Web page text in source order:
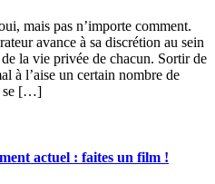
mais pas n’importe comment.
avance à sa discrétion au sein
la vie privée de chacun. Sortir de
à l’aise un certain nombre de
se […]
actuel : faites un film !